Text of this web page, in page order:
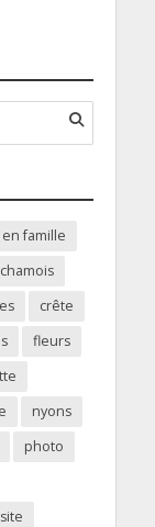
famille
chamois
crête
fleurs
nyons
photo
site